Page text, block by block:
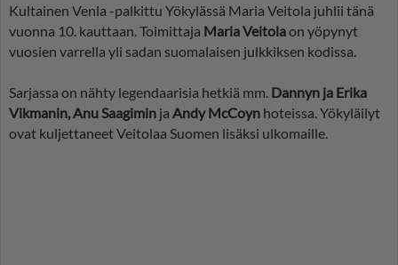
Kultainen Venla -palkittu Yökylässä Maria Veitola juhlii tänä
vuonna 10. kauttaan. Toimittaja Maria Veitolaon yöpynyt
vuosien varrella yli sadan suomalaisen julkkiksen kodissa.
Sarjassa on nähty legendaarisia hetkiä mm. Dannyn ja Erika
Vikmanin, Anu Saagimin ja Andy McCoyn hoteissa. Yökyläilyt
ovat kuljettaneet Veitolaa Suomen lisäksi ulkomaille.